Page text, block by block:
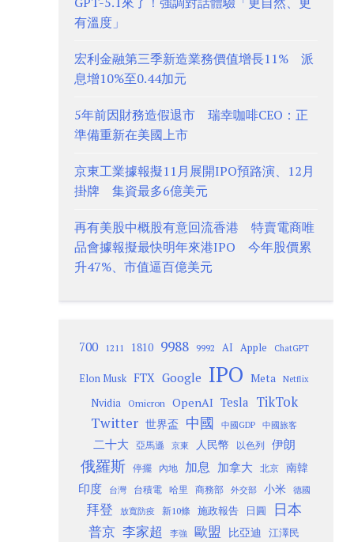
有溫度」
宏利金融第三季新造業務價值增長11% 派
息增10%至0.44加元
5年前因財務造假退市 瑞幸咖啡CEO：正
準備重新在美國上市
京東工業據報擬11月展開IPO預路演、12月
掛牌 集資最多6億美元
再有美股中概股有意回流香港 特賣電商唯
品會據報擬最快明年來港IPO 今年股價累
升47%、市值逼百億美元
700 1211 1810 9988 9992 AI Apple ChatGPT
Elon Musk FTX Google IPO Meta Netflix
Nvidia Omicron OpenAI Tesla TikTok
Twitter 世界盃 中國 中國GDP 中國旅客
二十大 亞馬遜 京東 人民幣 以色列 伊朗
俄羅斯 停擺 內地 加息 加拿大 北京
南韓
印度
台灣 台積電 哈里 商務部 外交部 小米 德國
拜登 放寬防疫 新10條 施政報告 日圓 日本
普京 李家超 李強 歐盟 比亞迪 江澤民